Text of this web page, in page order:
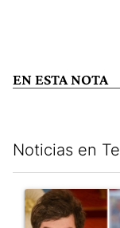
EN ESTA NOTA
Noticias en
Un artículo de